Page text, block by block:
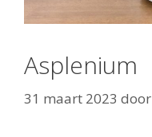
Asplenium
31 maart 2023 door